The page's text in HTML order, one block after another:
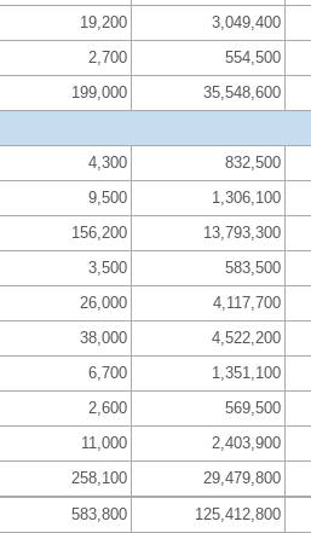
19,200 3,049,400
2,700 554,500
199,000 35,548,600
4,300 832,500
9,500 1,306,100
156,200 13,793,300
3,500 583,500
26,000 4,117,700
38,000 4,522,200
6,700 1,351,100
2,600 569,500
11,000 2,403,900
258,100 29,479,800
583,800 125,412,800